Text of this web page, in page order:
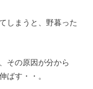
しまうと、野暮った
その原因が分から
ばす・・。